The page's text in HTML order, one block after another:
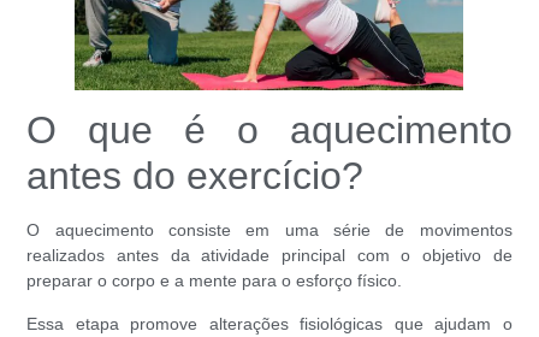
O que é o aquecimento
antes do exercício?
O aquecimento consiste em uma série de movimentos
realizados antes da atividade principal com o objetivo de
preparar o corpo e a mente para o esforço físico.
Essa etapa promove alterações fisiológicas que ajudam o